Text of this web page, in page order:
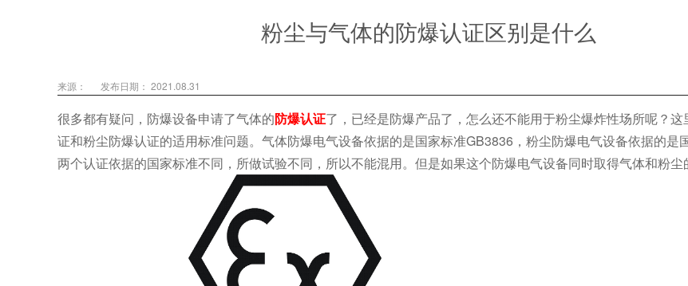
粉尘与气体的防爆认证区别是什么
来源： 发布日期： 2021.08.31
很多都有疑问，防爆设备申请了气体的防爆认证了，已经是防爆产品了，怎么还不能用于粉尘爆炸性场所呢？这
证和粉尘防爆认证的适用标准问题。气体防爆电气设备依据的是国家标准GB3836，粉尘防爆电气设备依据的是
两个认证依据的国家标准不同，所做试验不同，所以不能混用。但是如果这个防爆电气设备同时取得气体和粉